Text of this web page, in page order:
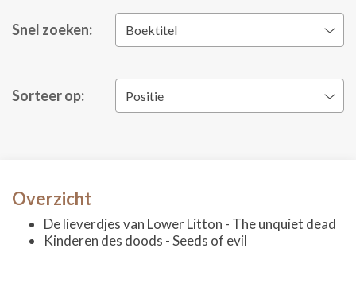
Snel zoeken: Boektitel
Sorteer op: Positie
Overzicht
De lieverdjes van Lower Litton - The unquiet dead
Kinderen des doods - Seeds of evil